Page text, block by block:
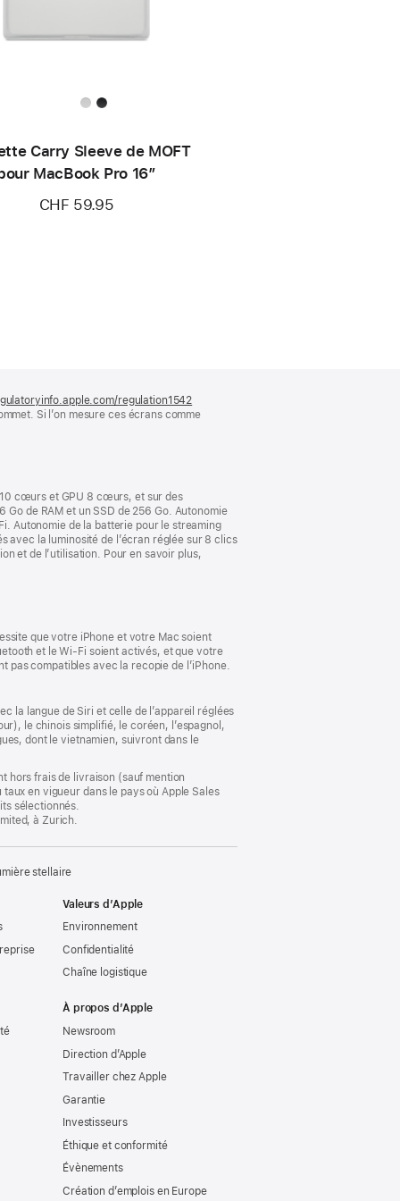
Carry Sleeve de MOFT
MacBook Pro 16″
CHF 59.95
regulation1542
dans
Si l’on mesure ces écrans comme
10 cœurs et GPU 8 cœurs, et sur des
de RAM et un SSD de 256 Go. Autonomie
Autonomie de la batterie pour le streaming
avec la luminosité de l’écran réglée sur 8 clics
et de l’utilisation. Pour en savoir plus,
que votre iPhone et votre Mac soient
et le Wi-Fi soient activés, et que votre
pas compatibles avec la recopie de l’iPhone.
la langue de Siri et celle de l’appareil réglées
le chinois simplifié, le coréen, l’espagnol,
dont le vietnamien, suivront dans le
hors frais de livraison (sauf mention
en vigueur dans le pays où Apple Sales
sélectionnés.
à Zurich.
stellaire
Valeurs d’Apple
Environnement
Confidentialité
Chaîne logistique
À propos d’Apple
Newsroom
Direction d’Apple
Travailler chez Apple
Garantie
Investisseurs
Éthique et conformité
Évènements
Création d’emplois en Europe